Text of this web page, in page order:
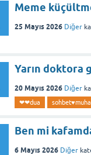
Meme
25 Mayıs 2026 Diğer
Yarın doktora
20 Mayıs 2026 Diğer
❤❤dua
Ben mi
6 Mayıs 2026 Diğer